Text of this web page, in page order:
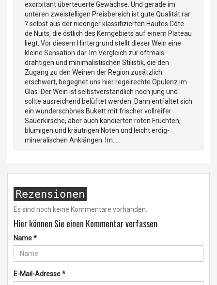
exorbitant überteuerte Gewächse. Und gerade im
unteren zweistelligen Preisbereich ist gute Qualität rar
? selbst aus der niedriger klassifizierten Hautes Côte
de Nuits, die östlich des Kerngebiets auf einem Plateau
liegt. Vor diesem Hintergrund stellt dieser Wein eine
kleine Sensation dar. Im Vergleich zur oftmals
drahtigen und minimalistischen Stilistik, die den
Zugang zu den Weinen der Region zusätzlich
erschwert, begegnet uns hier regelrechte Opulenz im
Glas. Der Wein ist selbstverständlich noch jung und
sollte ausreichend belüftet werden. Dann entfaltet sich
ein wunderschönes Bukett mit frischer vollreifer
Sauerkirsche, aber auch kandierten roten Früchten,
blumigen und kräutrigen Noten und leicht erdig-
mineralischen Anklängen. Im...
Rezensionen
Es sind noch keine Kommentare vorhanden.
Hier können Sie einen Kommentar verfassen
Name*
E-Mail-Adresse*